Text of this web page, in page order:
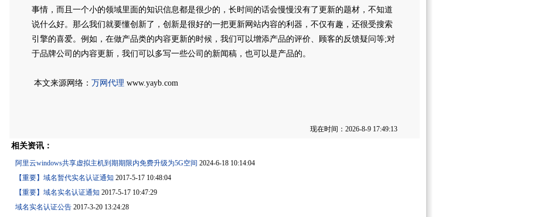
事情，而且一个小的领域里面的知识信息都是很少的，长时间的话会慢慢没有了更新的题材，不知道
说什么好。那么我们就要懂创新了，创新是很好的一把更新网站内容的利器，不仅有趣，还很受搜索
引擎的喜爱。例如，在做产品类的内容更新的时候，我们可以增添产品的评价、顾客的反馈疑问等;对
于品牌公司的内容更新，我们可以多写一些公司的新闻稿，也可以是产品的。
本文来源网络： 万网代理 www.yayb.com
现在时间：2026-8-9 17:49:13
相关资讯：
阿里云windows共享虚拟主机到期期限内免费升级为5G空间 2024-6-18 10:14:04
【重要】域名暂代实名认证通知 2017-5-17 10:48:04
【重要】域名实名认证通知 2017-5-17 10:47:29
域名实名认证公告 2017-3-20 13:24:28